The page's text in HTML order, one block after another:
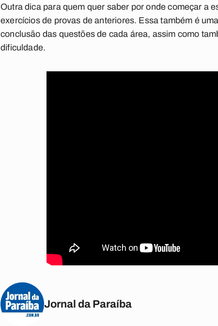
Outra dica para quem quer saber por onde começar a
exercícios de provas de anteriores. Essa também é
conclusão das questões de cada área, assim como
dificuldade.
Jornal da Paraíba